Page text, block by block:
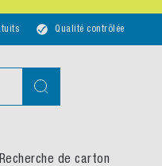
Qualité contrôlée
Chercher
Recherche de carton